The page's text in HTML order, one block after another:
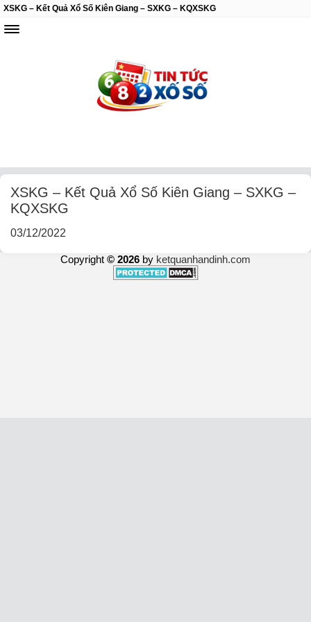
XSKG – Kết Quả Xổ Số Kiên Giang – SXKG – KQXSKG
XSKG – Kết Quả Xổ Số Kiên Giang – SXKG –
KQXSKG
03/12/2022
Copyright © 2026 by ketquanhandinh.com